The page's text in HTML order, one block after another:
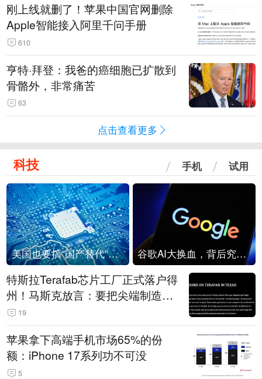
刚上线就删了！苹果中国官网删除
Apple智能接入阿里千问手册
610
亨特·拜登：我爸的癌细胞已扩散到
骨骼外，非常痛苦
63
点击查看更多
科技 手机 试用
美国也要搞“国产替代”？先算清三笔账 谷歌AI大换血，背后究竟发生了什么？
特斯拉Terafab芯片工厂正式落户得
州！马斯克放言：要把尖端制造带
回美国
19
苹果拿下高端手机市场65%的份
额：iPhone 17系列功不可没
5